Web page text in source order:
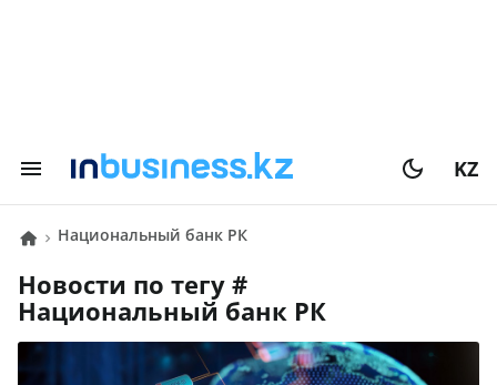
KZ
Национальный банк РК
Новости по тегу #
Национальный банк РК